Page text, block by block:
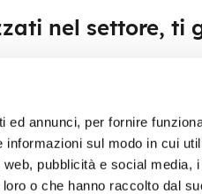
annunci, per fornire
sul modo in cui
pubblicità e social media,
o che hanno raccolto dal
nel settore, ti